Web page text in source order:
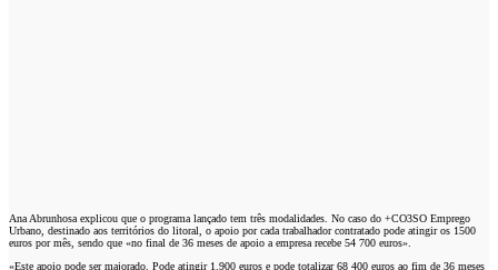
Ana Abrunhosa explicou que o programa lançado tem três modalidades. No caso do +CO3SO Emprego
Urbano, destinado aos territórios do litoral, o apoio por cada trabalhador contratado pode atingir os 1500
euros por mês, sendo que «no final de 36 meses de apoio a empresa recebe 54 700 euros».
«Este apoio pode ser majorado. Pode atingir 1.900 euros e pode totalizar 68 400 euros ao fim de 36 meses